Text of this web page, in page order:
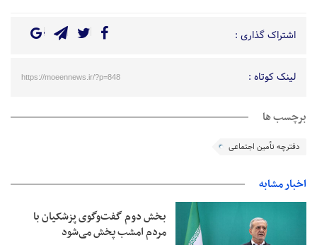
اشتراک گذاری :
لینک کوتاه : https://moeennews.ir/?p=848
برچسب ها
دفترچه‌ تأمین اجتماعی
اخبار مشابه
بخش دوم گفت‌وگوی پزشکیان با
مردم امشب پخش می‌شود